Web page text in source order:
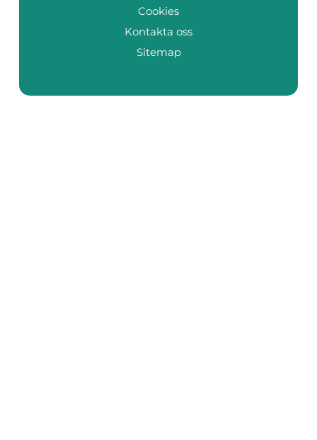
Cookies
Kontakta oss
Sitemap